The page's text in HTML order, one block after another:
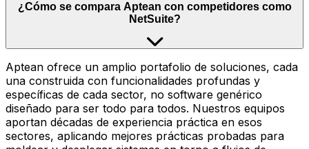
¿Cómo se compara Aptean con competidores como
NetSuite?
Aptean ofrece un amplio portafolio de soluciones, cada
una construida con funcionalidades profundas y
específicas de cada sector, no software genérico
diseñado para ser todo para todos. Nuestros equipos
aportan décadas de experiencia práctica en esos
sectores, aplicando mejores prácticas probadas para